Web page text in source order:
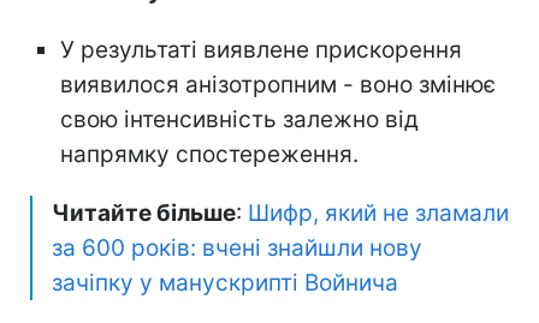
У результаті виявлене прискорення
виявилося анізотропним - воно змінює
свою інтенсивність залежно від
напрямку спостереження.
Читайте більше: Шифр, який не зламали
за 600 років: вчені знайшли нову
зачіпку у манускрипті Войнича